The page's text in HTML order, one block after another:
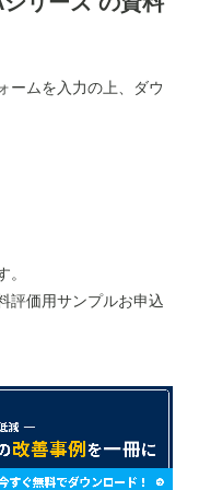
ームを入力の上、ダウ
評価用サンプルお申込